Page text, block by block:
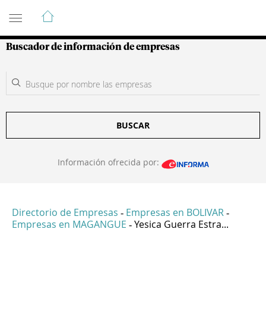
Guía de Empresas Colombianas
Buscador de información de empresas
BUSCAR
Información ofrecida por:
Directorio de Empresas - Empresas en BOLIVAR -
Empresas en MAGANGUE - Yesica Guerra Estra...